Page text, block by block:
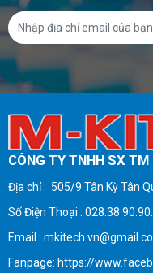
CÔNG TY TNHH SX
Địa chỉ : 505/9 Tân Kỳ Tân
Số Điện Thoại : 028.38
Email :
Fanpage: https://